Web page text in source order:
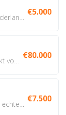
€5.000
€80.000
€7.500